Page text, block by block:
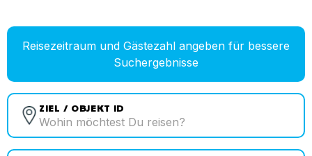
Reisezeitraum und Gästezahl angeben für bessere
Suchergebnisse
ZIEL / OBJEKT ID